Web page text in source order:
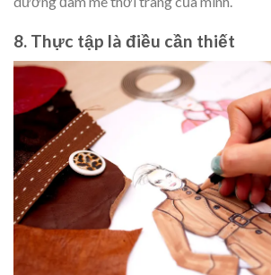
8. Thực tập là điều cần thiết